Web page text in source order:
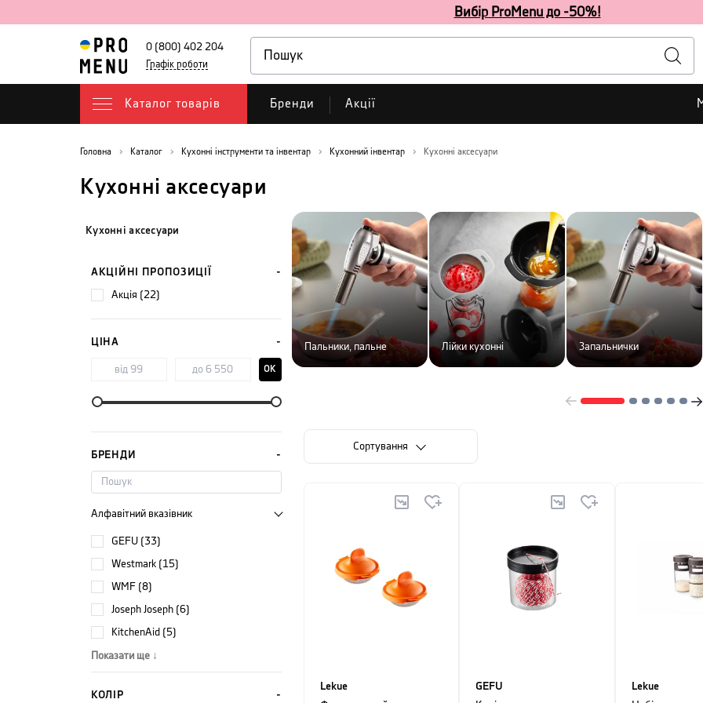
Вибір ProMenu до -50%!
0 (800) 402 204
Графік роботи
Каталог товарів Бренди Акції
Головна Каталог Кухонні інструменти та інвентар Кухонний інвентар Кухонні аксесуари
Кухонні аксесуари
Кухонні аксесуари
АКЦІЙНІ ПРОПОЗИЦІЇ
акція (22)
ЦІНА
OK
БРЕНДИ
Алфавітний вказівник
GEFU (33)
Westmark (15)
WMF (8)
Joseph Joseph (6)
KitchenAid (5)
Показати ще ↓
КОЛІР
Пальники, пальне Лійки кухонні Запальнички
Сортування
Lekue
GEFU
Lekue